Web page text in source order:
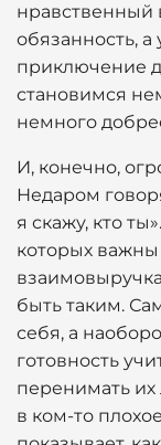
нравственный
обязанность,
приключение
становимся
немного
И, конечно,
Недаром
я скажу, кто
которых важны
быть таким.
себя, а
готовность
перенимать
в ком-то